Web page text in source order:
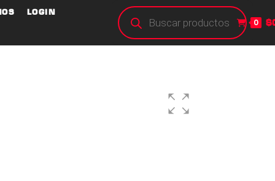
LOGIN
0 $